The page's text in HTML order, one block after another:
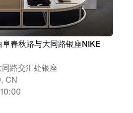
春秋路与大同路银座NIKE
路交汇处银座
CN